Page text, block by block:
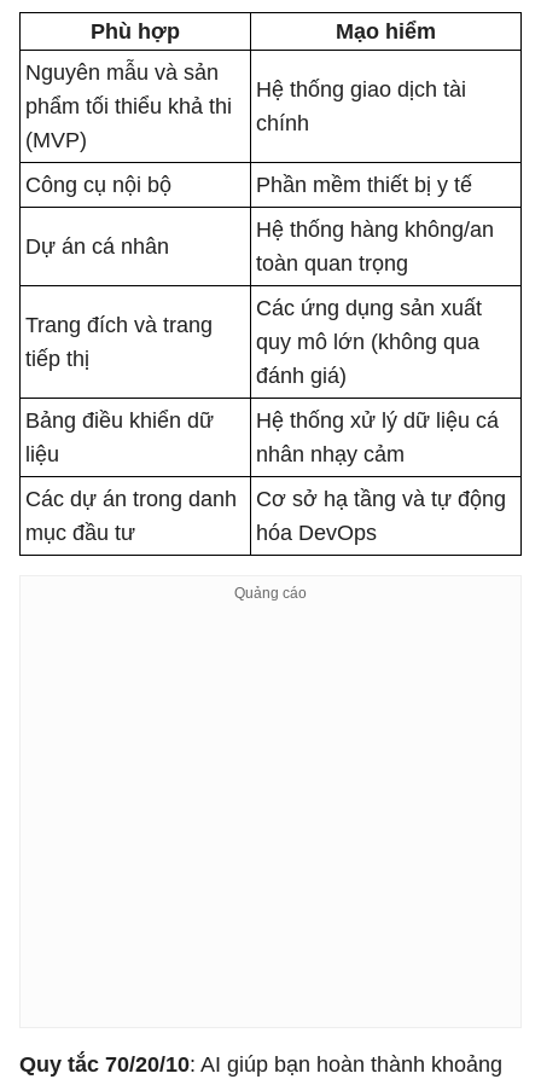
Phù hợp
Mạo hiểm
Nguyên mẫu và sản
phẩm tối thiểu khả thi
(MVP)
Hệ thống giao dịch tài
chính
Công cụ nội bộ Phần mềm thiết bị y tế
Dự án cá nhân
Hệ thống hàng không/an
toàn quan trọng
Trang đích và trang
tiếp thị
Các ứng dụng sản xuất
quy mô lớn (không qua
đánh giá)
Bảng điều khiển dữ
liệu
Hệ thống xử lý dữ liệu cá
nhân nhạy cảm
Các dự án trong danh
mục đầu tư
Cơ sở hạ tầng và tự động
hóa DevOps
Quy tắc 70/20/10: AI giúp bạn hoàn thành khoảng